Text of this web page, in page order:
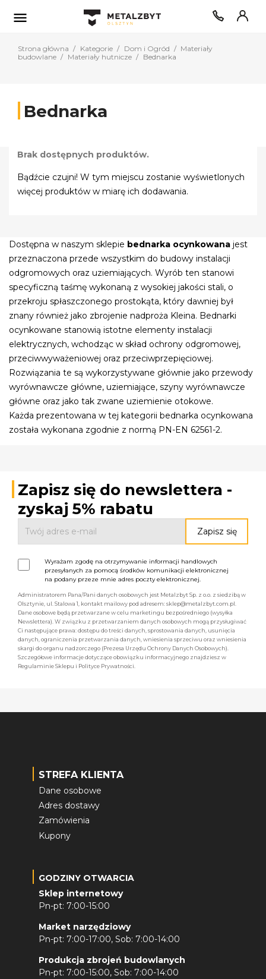

Strona główna Kategorie Dom i Ogród
Materiały
budowlane
Materiały hutnicze Bednarka
Bednarka
Brak dostępnych produktów.
Bądźcie czujni! W tym miejscu zostanie wyświetlonych
więcej produktów w miarę ich dodawania.
Dostępna w naszym sklepie bednarka ocynkowana jest
przeznaczona przede wszystkim do budowy instalacji
odgromowych oraz uziemiających. Wyrób ten stanowi
specyficzną taśmę wykonaną z wysokiej jakości stali, o
przekroju spłaszczonego prostokąta, który dawniej był
znany również jako zbrojenie nadproża Kleina. Bednarki
ocynkowane stanowią istotne elementy instalacji
elektrycznych, wchodząc w skład ochrony odgromowej,
przeciwwyważeniowej oraz przeciwprzepięciowej.
Rozwiązania te są wykorzystywane głównie jako przewody
wyrównawcze główne, uziemiające, szyny wyrównawcze
główne oraz jako tak zwane uziemienie otokowe.
Każda prezentowana w tej kategorii bednarka ocynkowana
została wykonana zgodnie z normą PN-EN 62561-2.
Zapisz się do newslettera -
zyskaj 5% rabatu
Wyrażam zgodę na otrzymywanie informacji handlowych
przesyłanych za pomocą środków komunikacji elektronicznej
na podany przeze mnie adres poczty elektronicznej.
Administratorem Pana/Pani danych osobowych jest Metalzbyt Sp. z o.o. z siedzibą w
Olsztynie, ul. Stalowa 1, kontakt mailowy pod adresem: sklep@metalzbyt.com.pl.
Dane osobowe będą przetwarzane w celu marketingu bezpośredniego (wysyłka
Newslettera). W związku z przetwarzaniem danych osobowych mogą przysługiwać
Ci następujące prawa: dostępu do treści danych, sprostowania danych, usunięcia
danych, ograniczenia przetwarzania danych, wniesienia sprzeciwu oraz wniesienia
skargi do organu nadzorczego (Prezesa Urzędu Ochrony Danych Osobowych).
Szczegółowe informacje dotyczące obowiązku informacyjnego znajdziesz w
Regulaminie Sklepu i Polityce Prywatności.
STREFA KLIENTA
Dane osobowe
Adres dostawy
Zamówienia
Kupony
GODZINY OTWARCIA
Sklep internetowy
Pn-pt: 7:00-15:00
Market narzędziowy
Pn-pt: 7:00-17:00, Sob: 7:00-14:00
Produkcja zbrojeń budowlanych
Pn-pt: 7:00-15:00, Sob: 7:00-14:00